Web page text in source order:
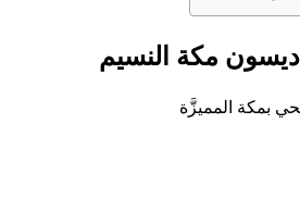
مكة النسيم